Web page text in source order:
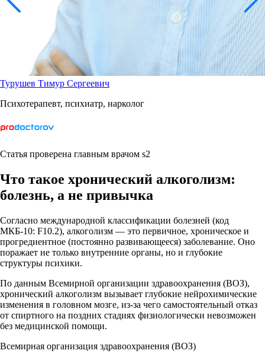
Турушев Тимур Сергеевич
Психотерапевт, психиатр, нарколог
Статья проверена главным врачом s2
Что такое хронический алкоголизм:
болезнь, а не привычка
Согласно международной классификации болезней (код
МКБ-10: F10.2), алкоголизм — это первичное, хроническое и
прогредиентное (постоянно развивающееся) заболевание. Оно
поражает не только внутренние органы, но и глубокие
структуры психики.
По данным Всемирной организации здравоохранения (ВОЗ),
хронический алкоголизм вызывает глубокие нейрохимические
изменения в головном мозге, из-за чего самостоятельный отказ
от спиртного на поздних стадиях физиологически невозможен
без медицинской помощи.
Всемирная организация здравоохранения (ВОЗ)